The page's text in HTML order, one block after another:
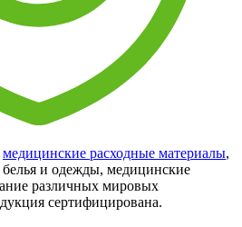
медицинские расходные материалы,
и одежды, медицинские
различных мировых
сертифицирована.